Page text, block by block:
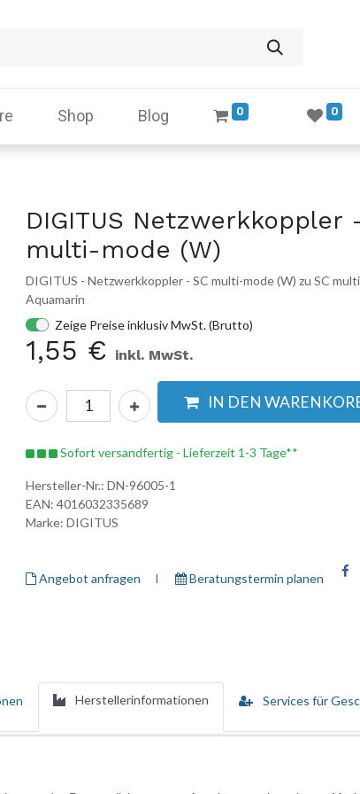
Shop Blog 0 0
DIGITUS Netzwerkkoppler
multi-mode (W)
DIGITUS - Netzwerkkoppler - SC multi-mode (W) zu SC
Aquamarin
Zeige Preise inklusiv MwSt. (Brutto)
1,55 € inkl. MwSt.
IN DEN
Sofort versandfertig - Lieferzeit 1-3 Tage**
Hersteller-Nr.: DN-96005-1
EAN: 4016032335689
Marke: DIGITUS
Angebot anfragen I ​ Beratungstermin planen
Herstellerinformationen Services für
Jede Kupplung ist mit einer Staubschutzkappe versehen,